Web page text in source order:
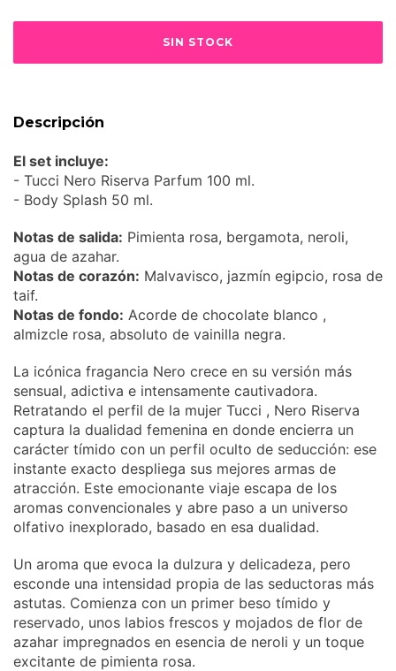
Descripción
El set incluye:
- Tucci Nero Riserva Parfum 100 ml.
- Body Splash 50 ml.
Notas de salida: Pimienta rosa, bergamota, neroli,
agua de azahar.
Notas de corazón: Malvavisco, jazmín egipcio, rosa de
taif.
Notas de fondo: Acorde de chocolate blanco ,
almizcle rosa, absoluto de vainilla negra.
La icónica fragancia Nero crece en su versión más
sensual, adictiva e intensamente cautivadora.
Retratando el perfil de la mujer Tucci , Nero Riserva
captura la dualidad femenina en donde encierra un
carácter tímido con un perfil oculto de seducción: ese
instante exacto despliega sus mejores armas de
atracción. Este emocionante viaje escapa de los
aromas convencionales y abre paso a un universo
olfativo inexplorado, basado en esa dualidad.
Un aroma que evoca la dulzura y delicadeza, pero
esconde una intensidad propia de las seductoras más
astutas. Comienza con un primer beso tímido y
reservado, unos labios frescos y mojados de flor de
azahar impregnados en esencia de neroli y un toque
excitante de pimienta rosa.